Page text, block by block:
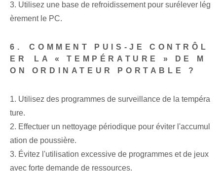
3.⁤ Utilisez une base de refroidissement pour surélever lég
èrement le PC.
6.⁢ COMMENT PUIS-JE CONTRÔL
ER⁤ LA « TEMPÉRATURE » DE M
ON ORDINATEUR PORTABLE ?
1. Utilisez des programmes de surveillance de la tempéra
ture.
2. Effectuer un nettoyage périodique pour éviter l'accumul
ation de poussière.
3. Évitez l'utilisation excessive⁢ de ⁢programmes et de jeux
avec ⁤forte demande de ‌ressources.